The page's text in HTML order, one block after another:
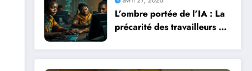
Montre Africaine
L’ombre portée de l’IA : La
précarité des travailleurs du
révolution numérique